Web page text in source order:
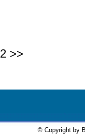
2 >>
© Copyright by